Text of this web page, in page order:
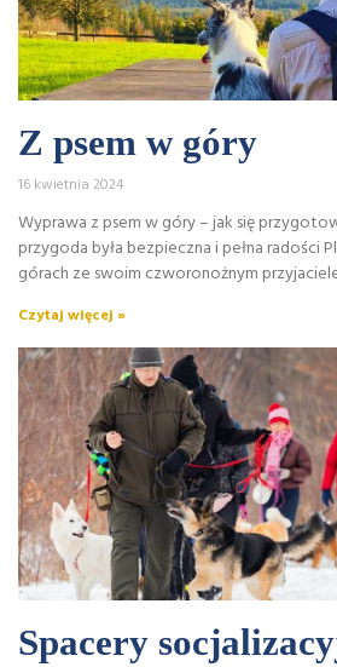
Z psem w góry
16 kwietnia 2024
Wyprawa z psem w góry – jak się
przygoda była bezpieczna i pełna radości
górach ze swoim czworonożnym
Czytaj więcej »
Spacery